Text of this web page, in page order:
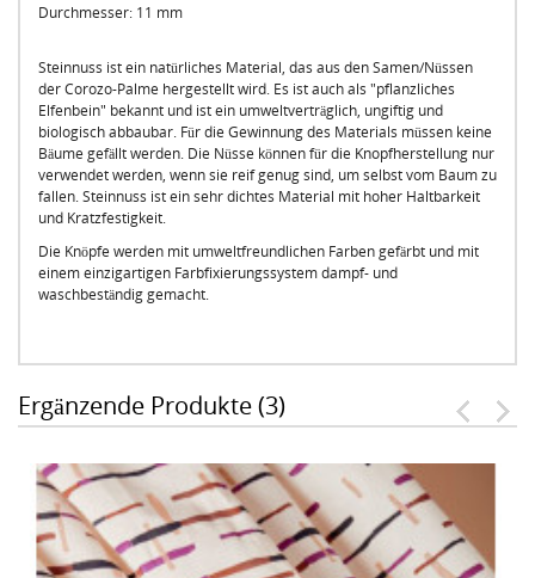
Durchmesser: 11 mm
Steinnuss ist ein natürliches Material, das aus den Samen/Nüssen
der Corozo-Palme hergestellt wird. Es ist auch als "pflanzliches
Elfenbein" bekannt und ist ein umweltverträglich, ungiftig und
biologisch abbaubar. Für die Gewinnung des Materials müssen keine
Bäume gefällt werden. Die Nüsse können für die Knopfherstellung nur
verwendet werden, wenn sie reif genug sind, um selbst vom Baum zu
fallen. Steinnuss ist ein sehr dichtes Material mit hoher Haltbarkeit
und Kratzfestigkeit.
Die Knöpfe werden mit umweltfreundlichen Farben gefärbt und mit
einem einzigartigen Farbfixierungssystem dampf- und
waschbeständig gemacht.
Ergänzende Produkte (3)